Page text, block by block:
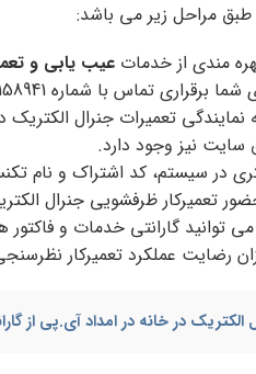
طبق مراحل زیر می باشد:
مندی از خدمات عیب یابی و
تماس با شماره 02158941 می باشد.
نمایندگی تعمیرات جنرال
نیز وجود دارد.
سیستم، کد اشتراک و نام
تعمیرکار ظرفشویی جنرال
توانید گارانتی خدمات و فاکتور
رضایت عملکرد تعمیرکار
در خانه در امداد آی.پی از گارانتی 3 الی 12 ماهه